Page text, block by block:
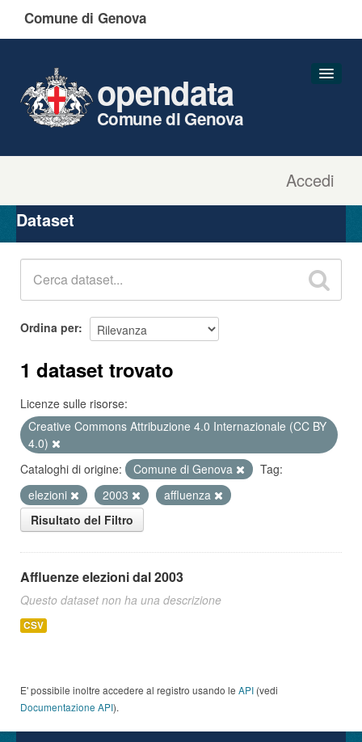
Comune di Genova
Accedi
opendata
Comune di Genova
Organizzazioni
Gruppi
Dataset
Ordina per
1 dataset trovato
Licenze sulle risorse:
Creative Commons Attribuzione 4.0 Internazionale (CC BY
4.0)
Cataloghi di origine:
Comune di Genova
Tag:
elezioni
2003
affluenza
Risultato del Filtro
Affluenze elezioni dal 2003
Questo dataset non ha una descrizione
CSV
E' possibile inoltre accedere al registro usando le API (vedi
Documentazione API).